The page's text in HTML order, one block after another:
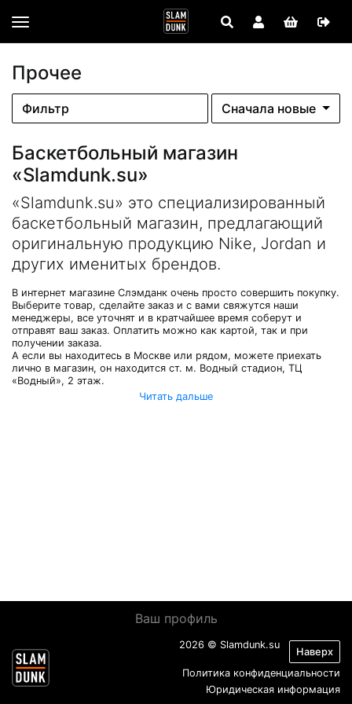
Прочее
Фильтр Сначала новые
Баскетбольный магазин
«Slamdunk.su»
«Slamdunk.su» это специализированный
баскетбольный магазин, предлагающий
оригинальную продукцию Nike, Jordan и
других именитых брендов.
В интернет магазине Слэмданк очень просто совершить покупку.
Выберите товар, сделайте заказ и с вами свяжутся наши
менеджеры, все уточнят и в кратчайшее время соберут и
отправят ваш заказ. Оплатить можно как картой, так и при
получении заказа.
А если вы находитесь в Москве или рядом, можете приехать
лично в магазин, он находится ст. м. Водный стадион, ТЦ
«Водный», 2 этаж.
Читать дальше
Ваш профиль
Наверх
Политика конфиденциальности
Юридическая информация
2026 © Slamdunk.su